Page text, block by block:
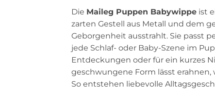
Die Maileg Puppen Babywippe ist
zarten Gestell aus Metall und dem
Geborgenheit ausstrahlt. Sie passt
jede Schlaf- oder Baby-Szene im
Entdeckungen oder für ein kurzes
geschwungene Form lässt
So entstehen liebevolle